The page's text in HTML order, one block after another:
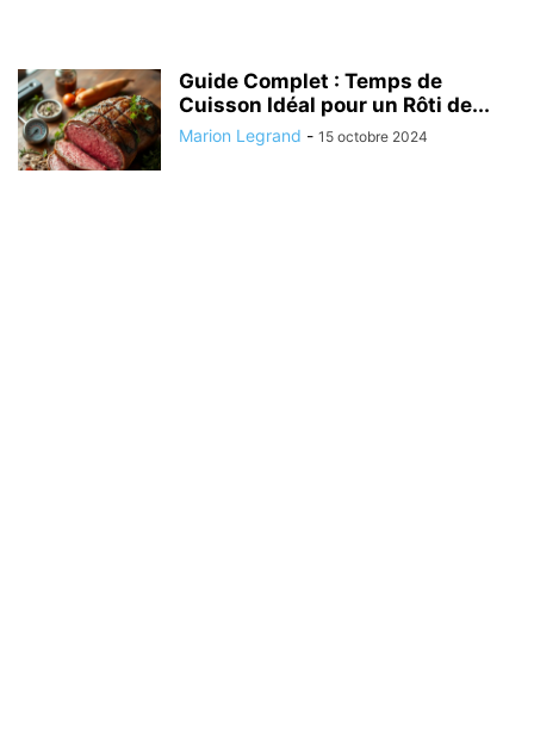
Guide Complet : Temps de
Cuisson Idéal pour un Rôti de...
Marion Legrand - 15 octobre 2024